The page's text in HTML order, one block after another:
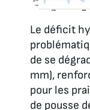
Le déficit
de se
mm),
pour les
de pousse